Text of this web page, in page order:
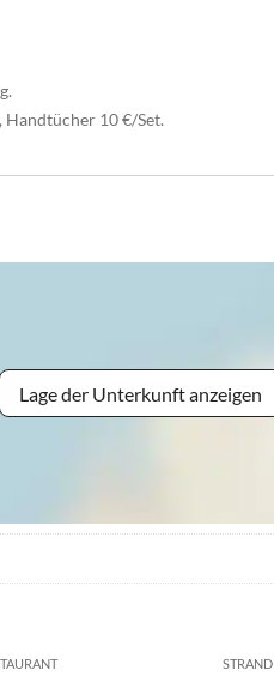
10 €/Set.
Lage der Unterkunft anzeigen
STRAND